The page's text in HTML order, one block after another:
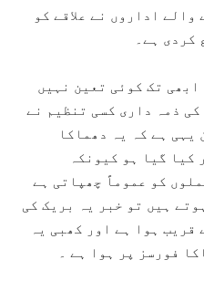
اداروں نے علاقے کو
ہے۔
تک کوئی تعین نہیں
ذمہ داری کسی تنظیم نے
یہی ہے کہ یہ دھماکا
کیا گیا ہو کیونکہ
کو عموماً چھپاتی ہے
ہیں تو خبر یہ بریک کی
ہوا ہے اور کھبی یہ
فورسز پر ہوا ہے ۔